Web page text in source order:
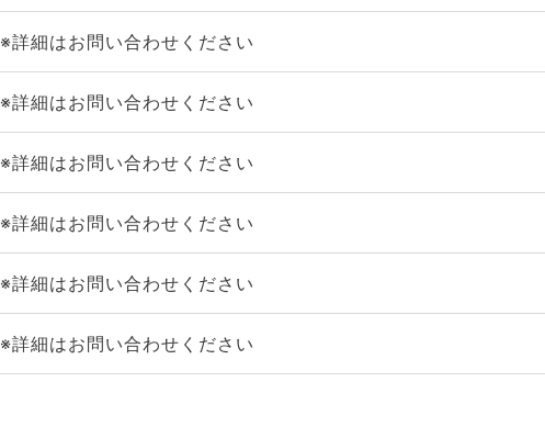
※詳細はお問い合わせください
※詳細はお問い合わせください
※詳細はお問い合わせください
※詳細はお問い合わせください
※詳細はお問い合わせください
※詳細はお問い合わせください